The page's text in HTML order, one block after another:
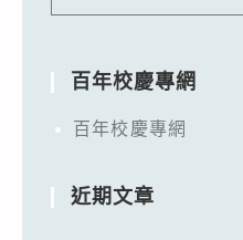
百年校慶專網
百年校慶專網
近期文章